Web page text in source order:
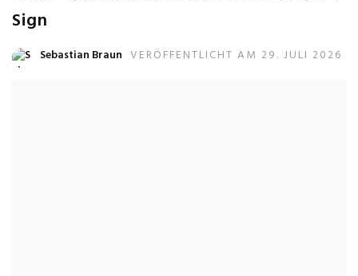
Sign
Sebastian Braun VERÖFFENTLICHT AM 29. JULI 2026